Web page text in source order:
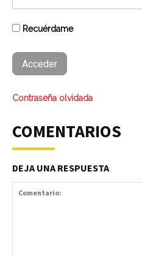
Recuérdame
Contraseña olvidada
COMENTARIOS
DEJA UNA RESPUESTA